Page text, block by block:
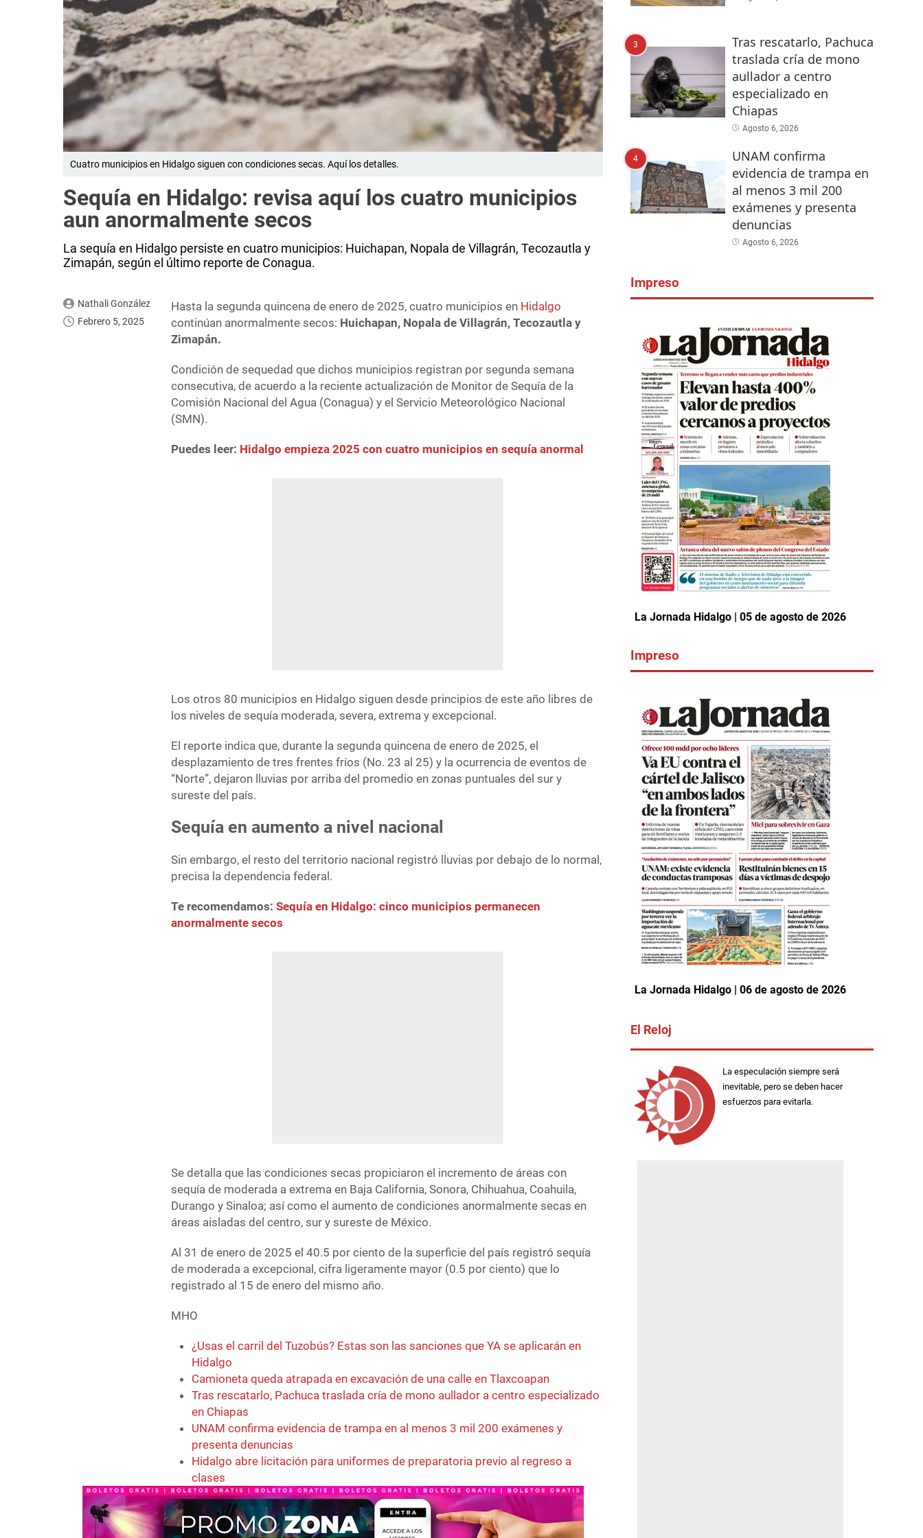
Cuatro municipios en Hidalgo siguen con condiciones secas. Aquí los detalles.
Sequía en Hidalgo: revisa aquí los cuatro municipios
aun anormalmente secos
La sequía en Hidalgo persiste en cuatro municipios: Huichapan, Nopala de Villagrán, Tecozautla y
Zimapán, según el último reporte de Conagua.
Nathali González
Febrero 5, 2025
Hasta la segunda quincena de enero de 2025, cuatro municipios en Hidalgo
continúan anormalmente secos: Huichapan, Nopala de Villagrán, Tecozautla y
Zimapán.
Condición de sequedad que dichos municipios registran por segunda semana
consecutiva, de acuerdo a la reciente actualización de Monitor de Sequía de la
Comisión Nacional del Agua (Conagua) y el Servicio Meteorológico Nacional
(SMN).
Puedes leer: Hidalgo empieza 2025 con cuatro municipios en sequía anormal
Los otros 80 municipios en Hidalgo siguen desde principios de este año libres de
los niveles de sequía moderada, severa, extrema y excepcional.
El reporte indica que, durante la segunda quincena de enero de 2025, el
desplazamiento de tres frentes fríos (No. 23 al 25) y la ocurrencia de eventos de
“Norte”, dejaron lluvias por arriba del promedio en zonas puntuales del sur y
sureste del país.
Sequía en aumento a nivel nacional
Sin embargo, el resto del territorio nacional registró lluvias por debajo de lo normal,
precisa la dependencia federal.
Te recomendamos:Sequía en Hidalgo: cinco municipios permanecen
anormalmente secos
Se detalla que las condiciones secas propiciaron el incremento de áreas con
sequía de moderada a extrema en Baja California, Sonora, Chihuahua, Coahuila,
Durango y Sinaloa; así como el aumento de condiciones anormalmente secas en
áreas aisladas del centro, sur y sureste de México.
Al 31 de enero de 2025 el 40.5 por ciento de la superficie del país registró sequía
de moderada a excepcional, cifra ligeramente mayor (0.5 por ciento) que lo
registrado al 15 de enero del mismo año.
MHO
¿Usas el carril del Tuzobús? Estas son las sanciones que YA se aplicarán en
Hidalgo
Camioneta queda atrapada en excavación de una calle en Tlaxcoapan
Tras rescatarlo, Pachuca traslada cría de mono aullador a centro especializado
en Chiapas
UNAM confirma evidencia de trampa en al menos 3 mil 200 exámenes y
presenta denuncias
Hidalgo abre licitación para uniformes de preparatoria previo al regreso a
clases
3
Tras rescatarlo, Pachuca
traslada cría de mono
aullador a centro
especializado en
Chiapas
Agosto 6, 2026
4
UNAM confirma
evidencia de trampa en
al menos 3 mil 200
exámenes y presenta
denuncias
Agosto 6, 2026
Impreso
La Jornada Hidalgo | 05 de agosto de 2026
Impreso
La Jornada Hidalgo | 06 de agosto de 2026
El Reloj
La especulación siempre será
inevitable, pero se deben hacer
esfuerzos para evitarla.